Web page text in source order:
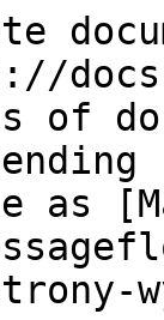
of
as